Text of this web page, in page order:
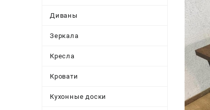
Диваны
Зеркала
Кресла
Кровати
Кухонные доски